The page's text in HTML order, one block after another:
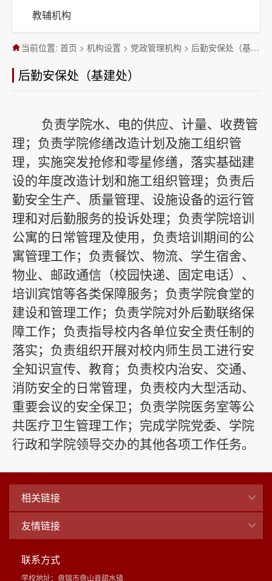
教辅机构
当前位置:首页 >机构设置 > 党政管理机构 > 后勤安保处（基建处）
后勤安保处（基建处）
负责学院水、电的供应、计量、收费管
理；负责学院修缮改造计划及施工组织管
理，实施突发抢修和零星修缮，落实基础建
设的年度改造计划和施工组织管理；负责后
勤安全生产、质量管理、设施设备的运行管
理和对后勤服务的投诉处理；负责学院培训
公寓的日常管理及使用，负责培训期间的公
寓管理工作；负责餐饮、物流、学生宿舍、
物业、邮政通信（校园快递、固定电话）、
培训宾馆等各类保障服务；负责学院食堂的
建设和管理工作；负责学院对外后勤联络保
障工作； 负责指导校内各单位安全责任制的
落实； 负责组织开展对校内师生员工进行安
全知识宣传、教育； 负责校内治安、交通、
消防安全的日常管理，负责校内大型活动、
重要会议的安全保卫 ； 负责学院医务室等公
共医疗卫生管理工作； 完成学院党委、 学院
行政和学院领导交办的其他各项工作任务。
相关链接
友情链接
联系方式
学校地址：盘锦市盘山县甜水镇